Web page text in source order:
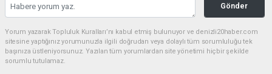
Gönder
Yorum yazarak Topluluk Kuralları’nı kabul etmiş bulunuyor ve denizli20haber.com
sitesine yaptığınız yorumunuzla ilgili doğrudan veya dolaylı tüm sorumluluğu tek
başınıza üstleniyorsunuz. Yazılan tüm yorumlardan site yönetimi hiçbir şekilde
sorumlu tutulamaz.